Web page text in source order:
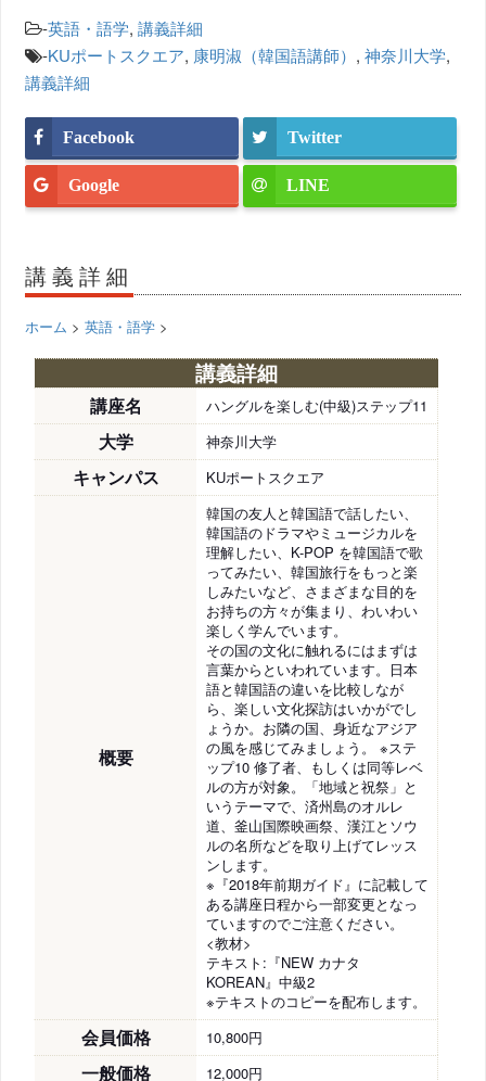
-英語・語学,講義詳細
-KUポートスクエア, 康明淑（韓国語講師） ,神奈川大学,
講義詳細
Facebook Twitter
Google LINE
講義詳細
ホーム >英語・語学 >
講義詳細
講座名 ハングルを楽しむ(中級)ステップ11
大学 神奈川大学
キャンパス KUポートスクエア
概要
韓国の友人と韓国語で話したい、
韓国語のドラマやミュージカルを
理解したい、K-POP を韓国語で歌
ってみたい、韓国旅行をもっと楽
しみたいなど、さまざまな目的を
お持ちの方々が集まり、わいわい
楽しく学んでいます。
その国の文化に触れるにはまずは
言葉からといわれています。日本
語と韓国語の違いを比較しなが
ら、楽しい文化探訪はいかがでし
ょうか。お隣の国、身近なアジア
の風を感じてみましょう。 ※ステ
ップ10 修了者、もしくは同等レベ
ルの方が対象。「地域と祝祭」と
いうテーマで、済州島のオルレ
道、釜山国際映画祭、漢江とソウ
ルの名所などを取り上げてレッス
ンします。
※『2018年前期ガイド』に記載して
ある講座日程から一部変更となっ
ていますのでご注意ください。
<教材>
テキスト:『NEW カナタ
KOREAN』中級2
※テキストのコピーを配布します。
会員価格 10,800円
一般価格 12,000円